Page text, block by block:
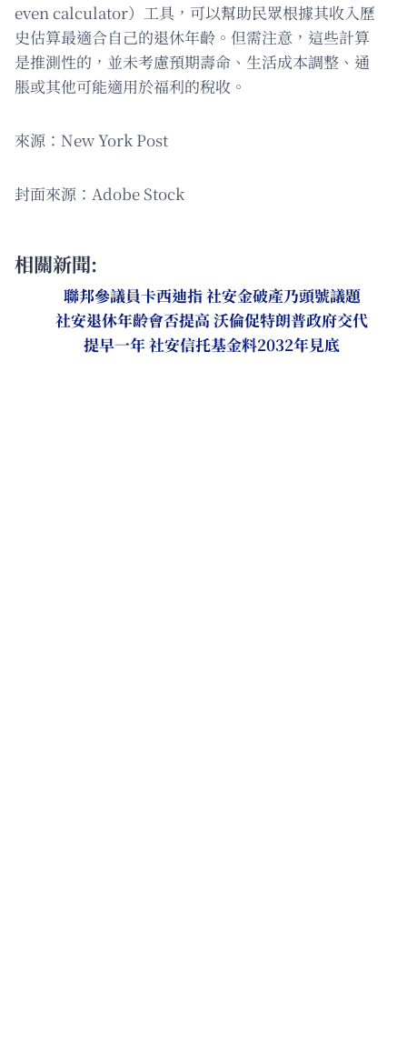
even calculator）工具，可以幫助民眾根據其收入歷
史估算最適合自己的退休年齡。但需注意，這些計算
是推測性的，並未考慮預期壽命、生活成本調整、通
脹或其他可能適用於福利的稅收。
來源：New York Post
封面來源：Adobe Stock
相關新聞:
聯邦參議員卡西迪指 社安金破產乃頭號議題
社安退休年齡會否提高 沃倫促特朗普政府交代
提早一年 社安信托基金料2032年見底